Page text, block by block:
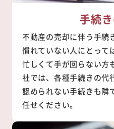
手続
不動産の売却に伴う手続
慣れていない人にとって
忙しくて手が回らない方
社では、各種手続きの代
認められない手続きも隣
任せください。